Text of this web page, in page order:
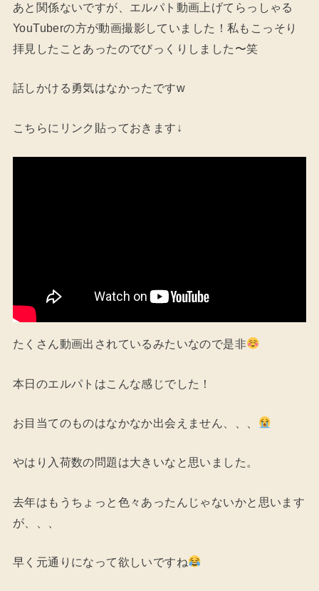
あと関係ないですが、エルパト動画上げてらっしゃる
YouTuberの方が動画撮影していました！私もこっそり
拝見したことあったのでびっくりしました〜笑
話しかける勇気はなかったですw
こちらにリンク貼っておきます↓
たくさん動画出されているみたいなので是非
本日のエルパトはこんな感じでした！
お目当てのものはなかなか出会えません、、、
やはり入荷数の問題は大きいなと思いました。
去年はもうちょっと色々あったんじゃないかと思います
が、、、
早く元通りになって欲しいですね